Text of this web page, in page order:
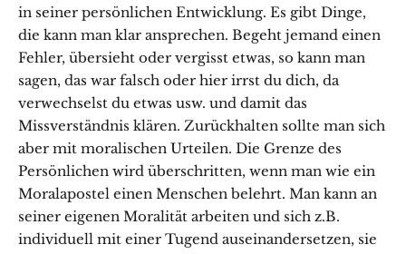
in seiner persönlichen Entwicklung. Es gibt Dinge,
die kann man klar ansprechen. Begeht jemand einen
Fehler, übersieht oder vergisst etwas, so kann man
sagen, das war falsch oder hier irrst du dich, da
verwechselst du etwas usw. und damit das
Missverständnis klären. Zurückhalten sollte man sich
aber mit moralischen Urteilen. Die Grenze des
Persönlichen wird überschritten, wenn man wie ein
Moralapostel einen Menschen belehrt. Man kann an
seiner eigenen Moralität arbeiten und sich z.B.
individuell mit einer Tugend auseinandersetzen, sie